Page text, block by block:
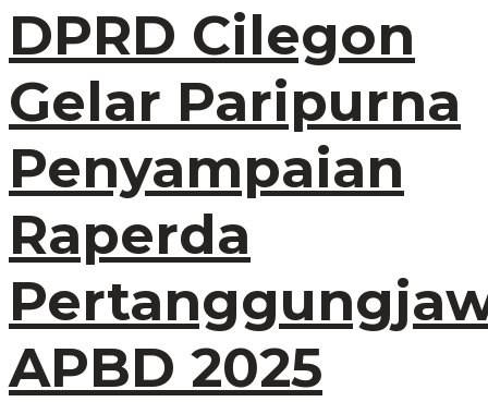
DPRD Cilegon
Gelar Paripurna
Penyampaian
Raperda
APBD 2025